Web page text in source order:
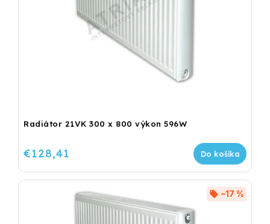
Radiátor 21VK 300 x 800 výkon 596W
€128,41 Do košíka
–17 %